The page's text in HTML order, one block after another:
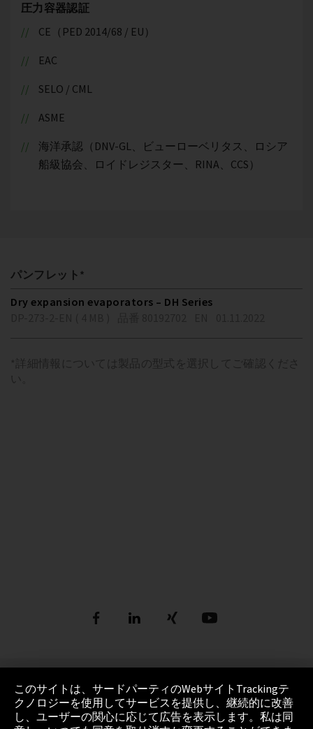
圧力容器認証
CE（PED 2014/68 / EU）
EAC
SELO / CML
ASME
海洋承認（DNV-GL、ビューローベリタス、ロシア
船級協会、ロイドレジスター、RINA、CCS）
パンフレット*
Dry expansion evaporators – DH Series
*詳細情報については製品の型式を選択してご確認くださ
い。
発行者
個人情報の取り扱いについて
このサイトは、サードパーティのWebサイトTrackingテ
クノロジーを使用してサービスを提供し、継続的に改善
し、ユーザーの関心に応じて広告を表示します。私は同